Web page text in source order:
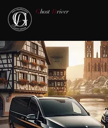
Ghost Driver